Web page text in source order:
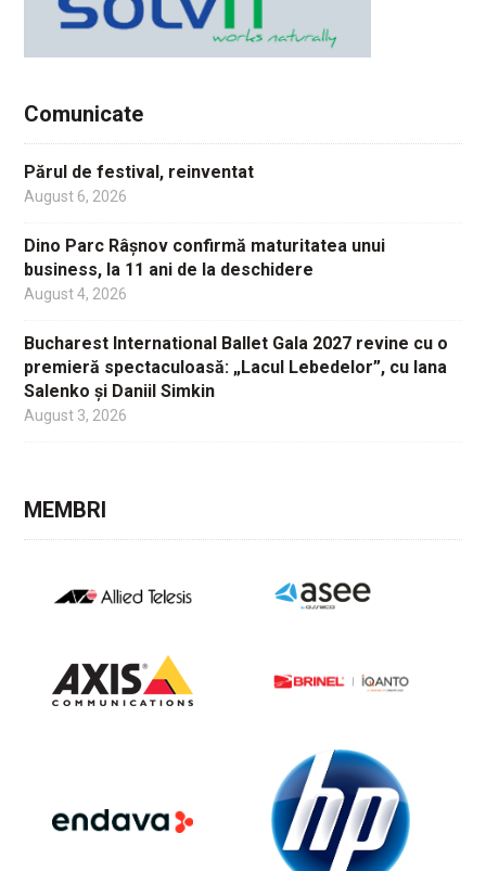
Comunicate
Părul de festival, reinventat
August 6, 2026
Dino Parc Râșnov confirmă maturitatea unui
business, la 11 ani de la deschidere
August 4, 2026
Bucharest International Ballet Gala 2027 revine cu o
premieră spectaculoasă: „Lacul Lebedelor”, cu Iana
Salenko și Daniil Simkin
August 3, 2026
MEMBRI